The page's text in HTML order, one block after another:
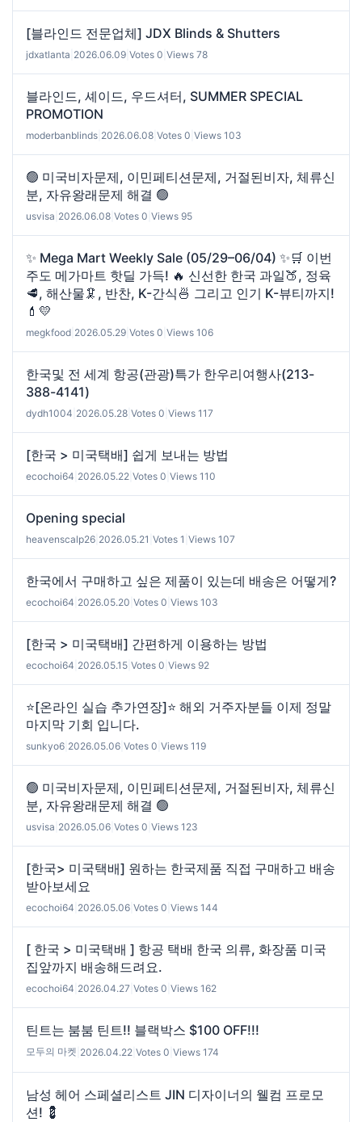
[블라인드 전문업체] JDX Blinds & Shutters
jdxatlanta 2026.06.09 Votes 0 Views 78
블라인드, 셰이드, 우드셔터, SUMMER SPECIAL
PROMOTION
moderbanblinds 2026.06.08 Votes 0 Views 103
🟢 미국비자문제, 이민페티션문제, 거절된비자, 체류신
분, 자유왕래문제 해결 🟢
usvisa 2026.06.08 Votes 0 Views 95
✨ Mega Mart Weekly Sale (05/29–06/04) ✨🛒 이번
주도 메가마트 핫딜 가득! 🔥 신선한 한국 과일🍑, 정육
🥩, 해산물🦑, 반찬, K-간식🍜 그리고 인기 K-뷰티까지!
💄💛
megkfood 2026.05.29 Votes 0 Views 106
한국및 전 세계 항공(관광)특가 한우리여행사(213-
388-4141)
dydh1004 2026.05.28 Votes 0 Views 117
[한국 > 미국택배] 쉽게 보내는 방법
ecochoi64 2026.05.22 Votes 0 Views 110
Opening special
heavenscalp26 2026.05.21 Votes 1 Views 107
한국에서 구매하고 싶은 제품이 있는데 배송은 어떻게?
ecochoi64 2026.05.20 Votes 0 Views 103
[한국 > 미국택배] 간편하게 이용하는 방법
ecochoi64 2026.05.15 Votes 0 Views 92
⭐[온라인 실습 추가연장]⭐ 해외 거주자분들 이제 정말
마지막 기회 입니다.
sunkyo6 2026.05.06 Votes 0 Views 119
🟢 미국비자문제, 이민페티션문제, 거절된비자, 체류신
분, 자유왕래문제 해결 🟢
usvisa 2026.05.06 Votes 0 Views 123
[한국> 미국택배] 원하는 한국제품 직접 구매하고 배송
받아보세요
ecochoi64 2026.05.06 Votes 0 Views 144
[ 한국 > 미국택배 ] 항공 택배 한국 의류, 화장품 미국
집앞까지 배송해드려요.
ecochoi64 2026.04.27 Votes 0 Views 162
틴트는 붐붐 틴트!! 블랙박스 $100 OFF!!!
모두의 마켓 2026.04.22 Votes 0 Views 174
남성 헤어 스페셜리스트 JIN 디자이너의 웰컴 프로모
션! 💈